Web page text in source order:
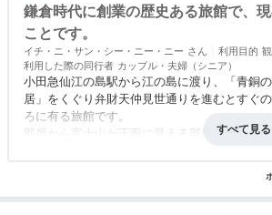
眺望のいい客室。海と富士山を望む「
室」
江の島ならではの夕食。相模湾の幸を
鮮会席
鎌倉時代に創業の歴史ある旅館で、
ことです。
イチ・ニ・サン・シー・ニー・ニー 利用目的
利用した際の同行者 カップル・夫婦（シニア）
小田急仙江の島駅から江の島に渡り、「青銅
居」をくぐり弁財天仲見世通りを進むとすぐ
ろに有る旅館です。
部屋から富士山が正面に見える部屋を予約しま
アクセス 4.0 コスパ 3.0 客室 3.0 接客対応 3.0